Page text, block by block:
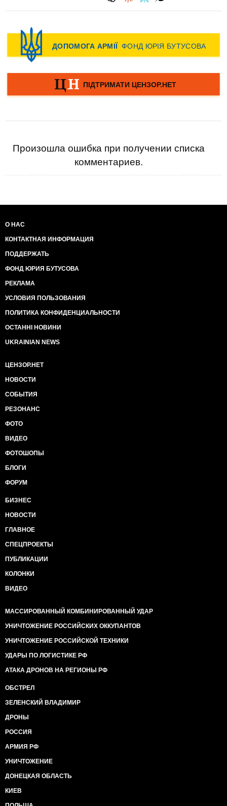
Произошла ошибка при получении списка
комментариев.
О НАС
КОНТАКТНАЯ ИНФОРМАЦИЯ
ПОДДЕРЖАТЬ
ФОНД ЮРИЯ БУТУСОВА
РЕКЛАМА
УСЛОВИЯ ПОЛЬЗОВАНИЯ
ПОЛИТИКА КОНФИДЕНЦИАЛЬНОСТИ
ОСТАННІ НОВИНИ
UKRAINIAN NEWS
ЦЕНЗОР.НЕТ
НОВОСТИ
СОБЫТИЯ
РЕЗОНАНС
ФОТО
ВИДЕО
ФОТОШОПЫ
БЛОГИ
ФОРУМ
БИЗНЕС
НОВОСТИ
ГЛАВНОЕ
СПЕЦПРОЕКТЫ
ПУБЛИКАЦИИ
КОЛОНКИ
ВИДЕО
МАССИРОВАННЫЙ КОМБИНИРОВАННЫЙ УДАР
УНИЧТОЖЕНИЕ РОССИЙСКИХ ОККУПАНТОВ
УНИЧТОЖЕНИЕ РОССИЙСКОЙ ТЕХНИКИ
УДАРЫ ПО ЛОГИСТИКЕ РФ
АТАКА ДРОНОВ НА РЕГИОНЫ РФ
ОБСТРЕЛ
ЗЕЛЕНСКИЙ ВЛАДИМИР
ДРОНЫ
РОССИЯ
АРМИЯ РФ
УНИЧТОЖЕНИЕ
ДОНЕЦКАЯ ОБЛАСТЬ
КИЕВ